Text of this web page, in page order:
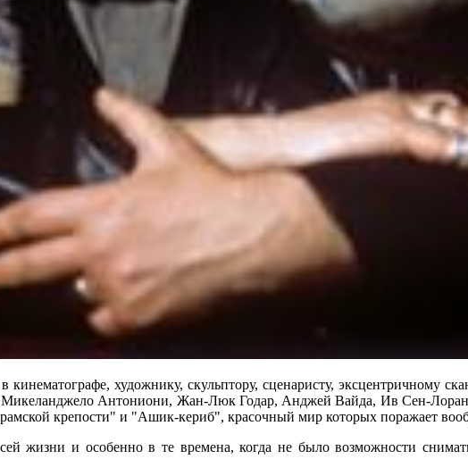
кинематографе, художнику, скульптору, сценаристу, эксцентричному
Антониони, Жан-Люк Годар, Анджей Вайда, Ив Сен-
крепости" и "Ашик-кериб", красочный мир которых поражает
жизни и особенно в те времена, когда не было возможности